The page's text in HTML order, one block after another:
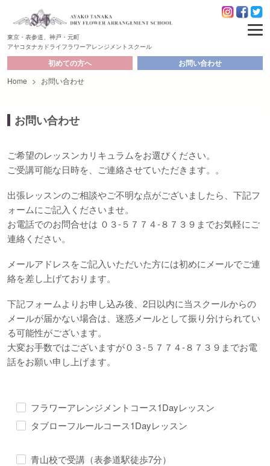
東京・表参道、神戸・元町
アヤコタナカドライフラワーアレンジメントスクール
初めての方へ お問い合わせ
Home > お問い合わせ
お問い合わせ
ご希望のレッスンカリキュラムをお選びください。
ご受講可能な日時を、ご連絡させていただきます。。
出張レッスンのご相談やご不明な点がございましたら、下記フ
ォームにご記入くださいませ。
お電話でのお問合せは ０３-５７７４-８７３９までお気軽にご
連絡ください。
メールアドレスをご記入いただいた方には初めにメールでご連
絡を差し上げております。
下記フォームよりお申し込み後、2日以内に当スクールからの
メールが届かない場合は、迷惑メールとして振り分けられてい
る可能性がございます。
大変お手数ではございますが０３-５７７４-８７３９までお電
話をお願い申し上げます。
このフィールドは空のままにしてください。
フラワーアレンジメントコース1Dayレッスン
タブローフルールコース1Dayレッスン
青山校で受講（表参道駅徒歩7分）